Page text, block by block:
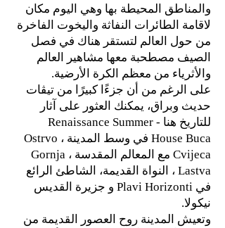
والمناطق المحيطة بها وهي اليوم مكان
لاقامة الطائرات النفاثة واليخوت الفاخرة
من حول العالم لتستقر هناك في فصل
الصيف مصطحبة معها مشاهير العالم
والأثرياء من معظم الكرة الأرضية.
على الرغم من أن جزءًا كبيرًا من تيڤات
حديث وبراق، يمكنك العثور على آثار
للتاريخ هنا - Renaissance Summer
House Buca في وسط المدينة ، Ostrvo
Cvijeca مع المعالم المقدسة ، Gornja
Lastva ، النواة القديمة، الشاطئ الرائع
في Plavi Horizonti و جزيرة القديس
نيكولا.
وتعيش المدينة روح العصور القديمة من